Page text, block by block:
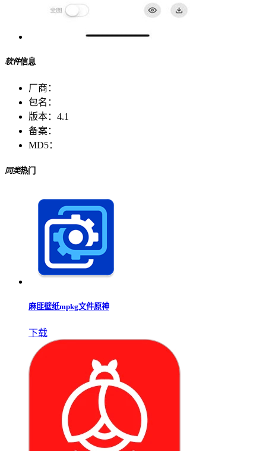
软件信息
厂商：
包名：
版本： 4.1
备案：
MD5：
同类热门
麻匪壁纸mpkg文件原神
下载